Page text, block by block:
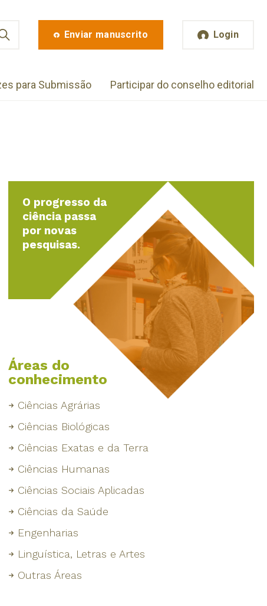
Enviar manuscrito Login
para Submissão Participar do conselho editorial
O progresso da
ciência passa
por novas
pesquisas.
Áreas do
conhecimento
Ciências Agrárias
Ciências Biológicas
Ciências Exatas e da Terra
Ciências Humanas
Ciências Sociais Aplicadas
Ciências da Saúde
Engenharias
Linguística, Letras e Artes
Outras Áreas